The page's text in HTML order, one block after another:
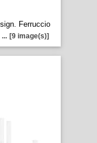
Ferruccio
... [9 image(s)]